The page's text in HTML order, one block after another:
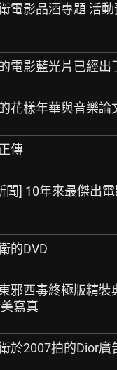
電影品酒專題 活
電影藍光片已經出
花樣年華與音樂論
傳
聞] 10年來最傑出
的DVD
邪西毒終極版精裝
寫真
於2007拍的Dior廣